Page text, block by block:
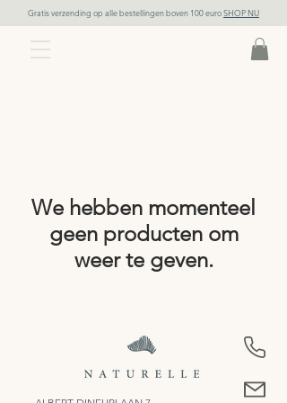
Gratis verzending op alle bestellingen boven 100 euroSHOP NU
We hebben momenteel
geen producten om
weer te geven.